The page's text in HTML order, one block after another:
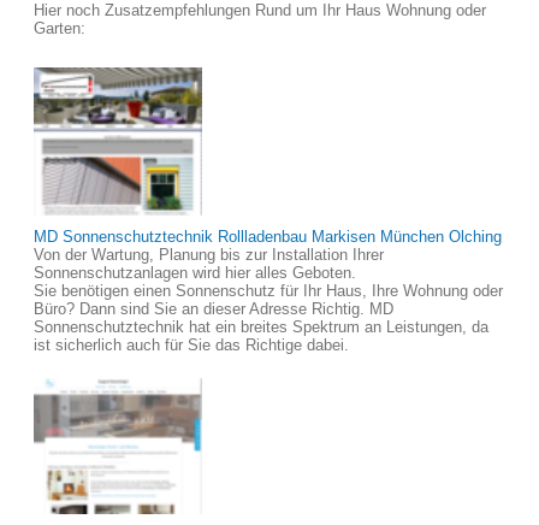
Hier noch Zusatzempfehlungen Rund um Ihr Haus Wohnung oder
Garten:
MD Sonnenschutztechnik Rollladenbau Markisen München Olching
Von der Wartung, Planung bis zur Installation Ihrer
Sonnenschutzanlagen wird hier alles Geboten.
Sie benötigen einen Sonnenschutz für Ihr Haus, Ihre Wohnung oder
Büro? Dann sind Sie an dieser Adresse Richtig. MD
Sonnenschutztechnik hat ein breites Spektrum an Leistungen, da
ist sicherlich auch für Sie das Richtige dabei.